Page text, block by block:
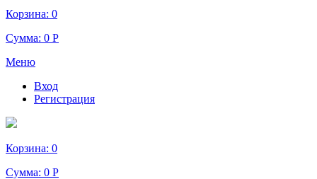
Корзина: 0
Сумма: 0 Р
Меню
Вход
Регистрация
Корзина: 0
Сумма: 0 Р